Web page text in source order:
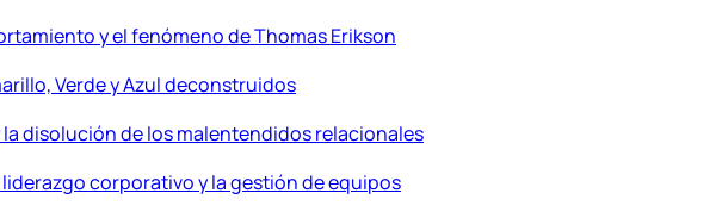
m
r
i
y el fenómeno de Thomas Erikson
Verde y Azul deconstruidos
disolución de los malentendidos relacionales
corporativo y la gestión de equipos